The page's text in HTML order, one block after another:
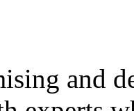
and